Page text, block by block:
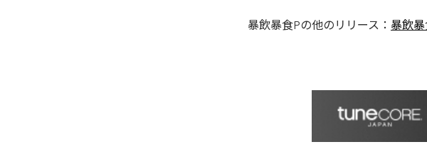
暴飲暴食Pの他のリリース： 暴飲暴